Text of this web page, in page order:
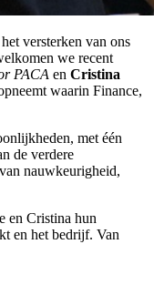
versterken van ons
we recent
PACA en Cristina
waarin Finance,
met één
de verdere
nauwkeurigheid,
en Cristina hun
en het bedrijf. Van